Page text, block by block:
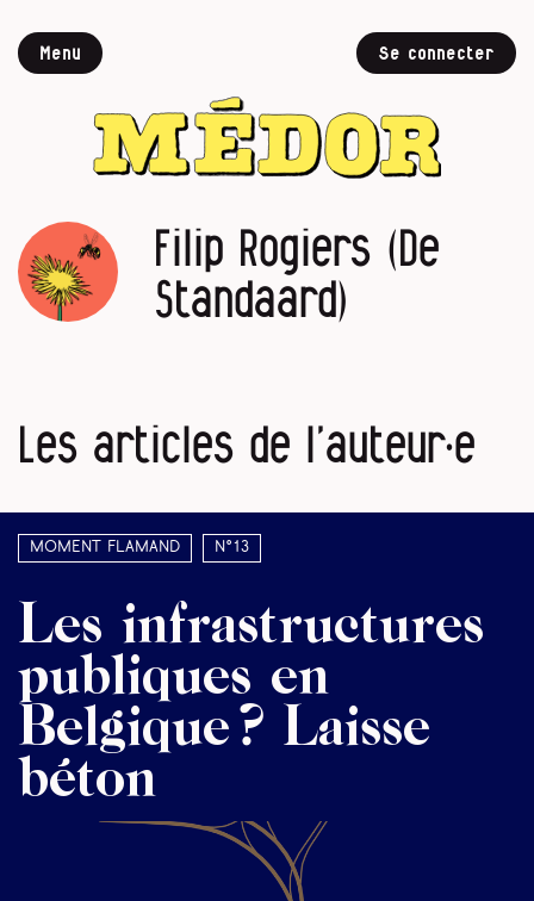
Menu Se connecter
Filip Rogiers (De
Standaard)
Les articles de l’auteur·e
Moment Flamand N°13
Les infrastructures
publiques en
Belgique ? Laisse
béton